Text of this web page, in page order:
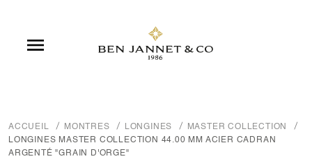

ACCUEIL MONTRES LONGINES
MASTER COLLECTION
LONGINES MASTER COLLECTION 44.00 MM ACIER CADRAN
ARGENTÉ "GRAIN D'ORGE"